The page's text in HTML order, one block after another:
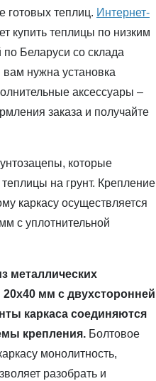
готовых теплиц. Интернет-
купить теплицы по низким
Беларуси со склада
нужна установка
аксессуары –
заказа и получайте
которые
на грунт. Крепление
каркасу осуществляется
с уплотнительной
металлических
мм с двухсторонней
каркаса соединяются
крепления. Болтовое
монолитность,
разобрать и